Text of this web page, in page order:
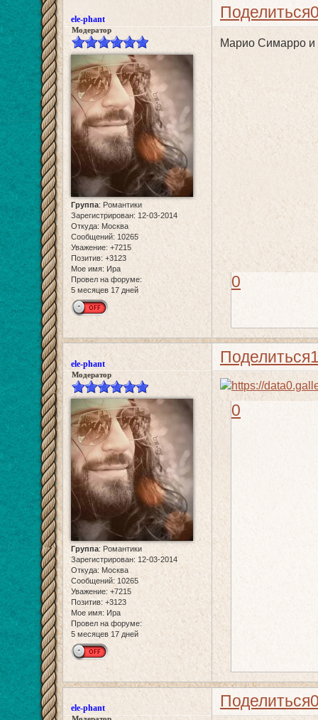
Поделиться
ele-phant
Модератор
Группа: Романтики
Зарегистрирован: 12-03-2014
Откуда: Москва
Сообщений: 10265
Уважение: +7215
Позитив: +3123
Мое имя: Ира
Провел на форуме:
5 месяцев 17 дней
Марио Симарро и
0
Поделиться
ele-phant
Модератор
Группа: Романтики
Зарегистрирован: 12-03-2014
Откуда: Москва
Сообщений: 10265
Уважение: +7215
Позитив: +3123
Мое имя: Ира
Провел на форуме:
5 месяцев 17 дней
0
Поделиться
ele-phant